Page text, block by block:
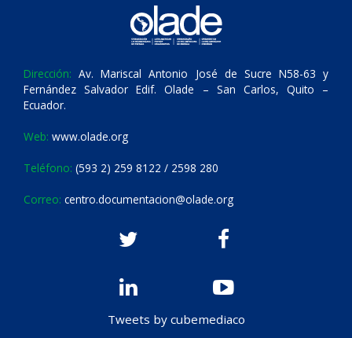
Dirección: Av. Mariscal Antonio José de Sucre N58-63 y
Fernández Salvador Edif. Olade – San Carlos, Quito –
Ecuador.
Web: www.olade.org
Teléfono: (593 2) 259 8122 / 2598 280
Correo: centro.documentacion@olade.org
Tweets by cubemediaco